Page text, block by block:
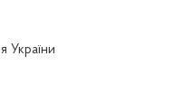
України